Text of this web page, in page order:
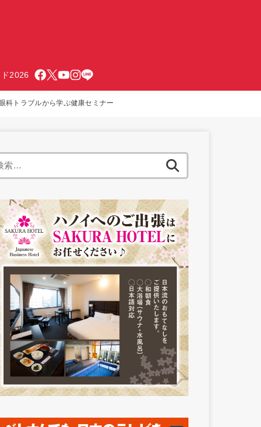
2026
科トラブルから学ぶ健康セミナー